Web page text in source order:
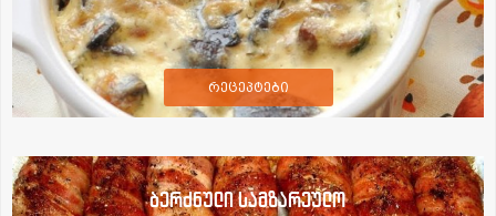
რეცეპტები
ბერძნული სამზარეულო